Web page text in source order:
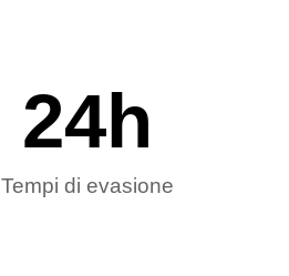
Tempi di evasione
24h